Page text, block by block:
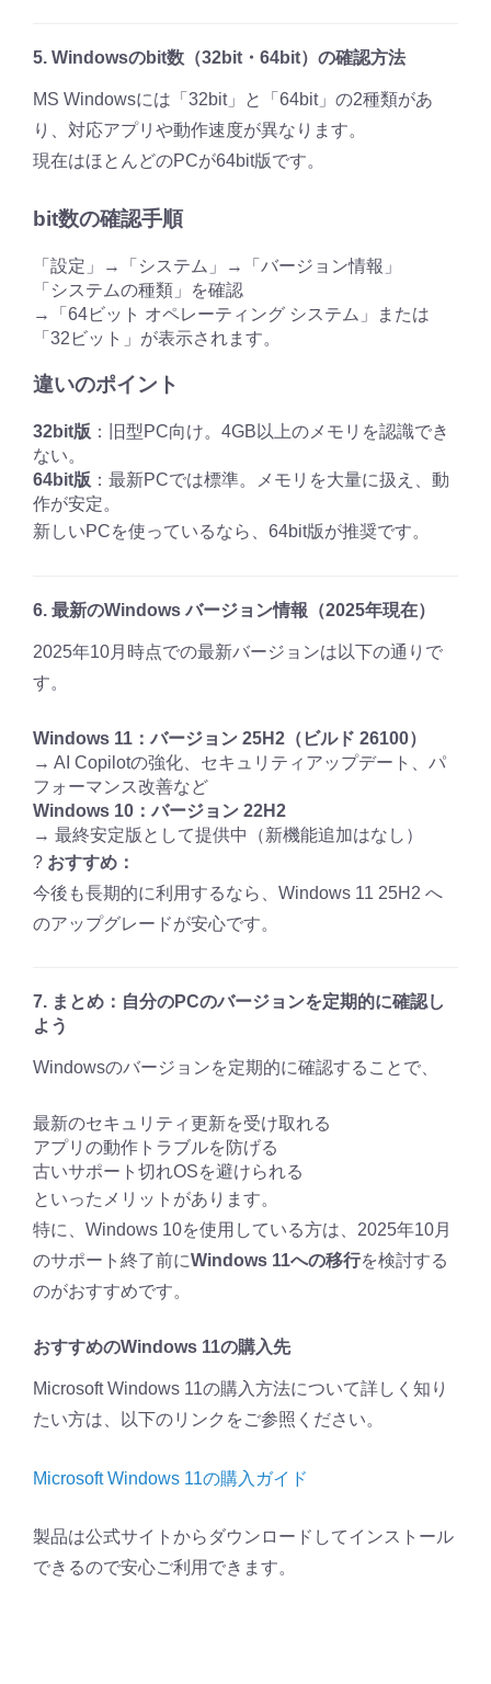
5. Windowsのbit数（32bit・64bit）の確認方法
MS Windowsには「32bit」と「64bit」の2種類があ
り、対応アプリや動作速度が異なります。
現在はほとんどのPCが64bit版です。
bit数の確認手順
「設定」→「システム」→「バージョン情報」
「システムの種類」を確認
→「64ビット オペレーティング システム」または
「32ビット」が表示されます。
違いのポイント
32bit版 ：旧型PC向け。4GB以上のメモリを認識でき
ない。
64bit版 ：最新PCでは標準。メモリを大量に扱え、動
作が安定。
新しいPCを使っているなら、64bit版が推奨です。
6. 最新のWindows バージョン情報（2025年現在）
2025年10月時点での最新バージョンは以下の通りで
す。
Windows 11：バージョン 25H2（ビルド 26100）
→ AI Copilotの強化、セキュリティアップデート、パ
フォーマンス改善など
Windows 10：バージョン 22H2
→ 最終安定版として提供中（新機能追加はなし）
? おすすめ：
今後も長期的に利用するなら、Windows 11 25H2 へ
のアップグレードが安心です。
7. まとめ：自分のPCのバージョンを定期的に確認し
よう
Windowsのバージョンを定期的に確認することで、
最新のセキュリティ更新を受け取れる
アプリの動作トラブルを防げる
古いサポート切れOSを避けられる
といったメリットがあります。
特に、Windows 10を使用している方は、2025年10月
のサポート終了前にWindows 11への移行を検討する
のがおすすめです。
おすすめのWindows 11の購入先
Microsoft Windows 11の購入方法について詳しく知り
たい方は、以下のリンクをご参照ください。
Microsoft Windows 11の購入ガイド
製品は公式サイトからダウンロードしてインストール
できるので安心ご利用できます。